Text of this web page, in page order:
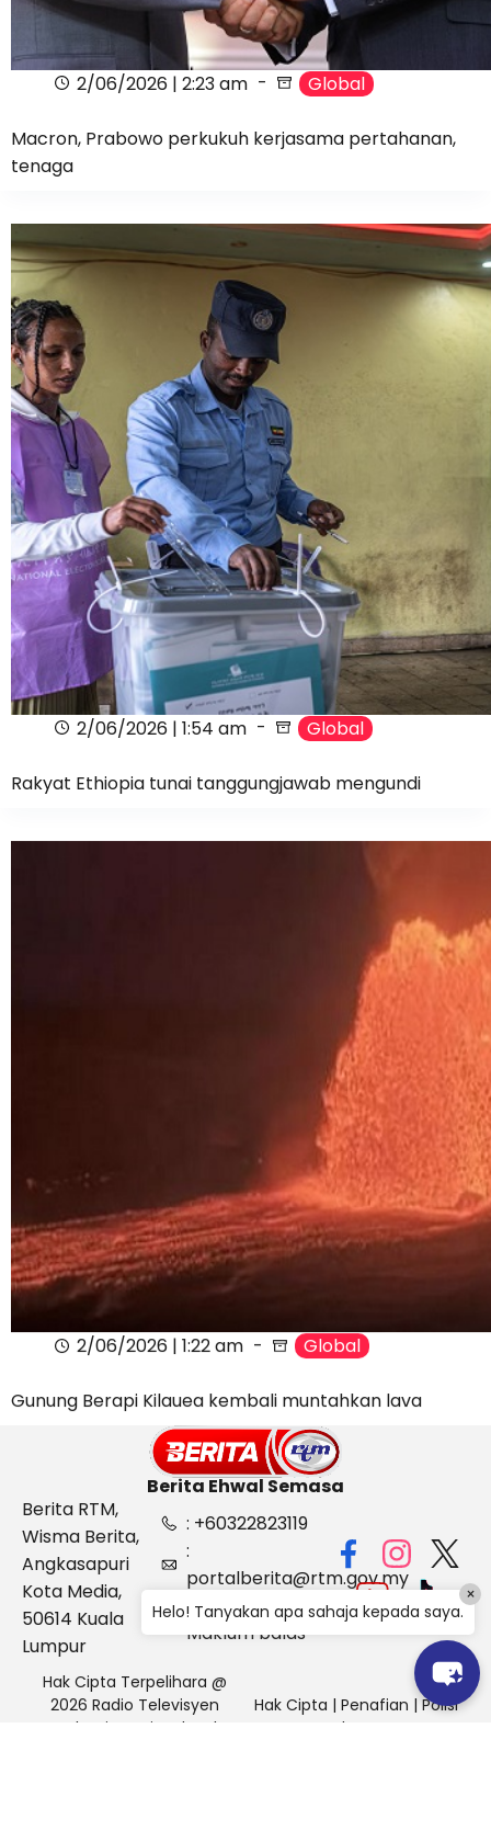
2/06/2026 | 2:23 am Global
Macron, Prabowo perkukuh kerjasama pertahanan,
tenaga
2/06/2026 | 1:54 am Global
Rakyat Ethiopia tunai tanggungjawab mengundi
2/06/2026 | 1:22 am Global
Gunung Berapi Kilauea kembali muntahkan lava
Berita Ehwal Semasa
Berita RTM,
Wisma Berita,
Angkasapuri
Kota Media,
50614 Kuala
Lumpur
: +60322823119
:
portalberita@rtm.gov.my
: Aduan &
Maklum balas
Hak Cipta Terpelihara @
2026 Radio Televisyen
Malaysia, Berita Ehwal
Hak Cipta | Penafian | Polisi
Keselamatan
Helo! Tanyakan apa sahaja kepada saya.
×